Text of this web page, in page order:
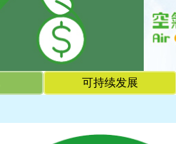
可持续发展